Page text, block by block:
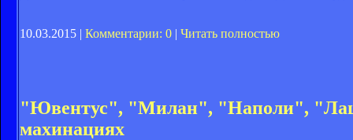
10.03.2015 | Комментарии: 0 | Читать полностью
"Ювентус", "Милан", "Наполи",
махинациях